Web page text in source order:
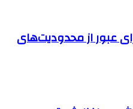
عبور از محدودیت‌های